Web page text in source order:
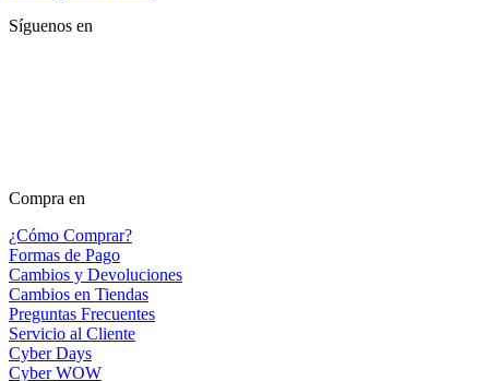
Síguenos en
Compra en
¿Cómo Comprar?
Formas de Pago
Cambios y Devoluciones
Cambios en Tiendas
Preguntas Frecuentes
Servicio al Cliente
Cyber Days
Cyber WOW